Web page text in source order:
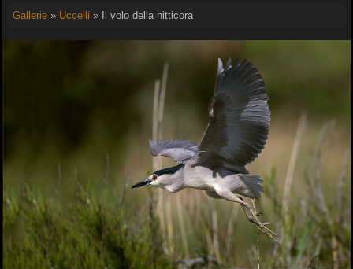
Gallerie» Uccelli » Il volo della nitticora